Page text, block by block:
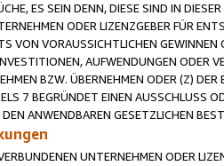
ES SEIN DENN, DIESE SIND IN
ODER LIZENZGEBER FÜR
VON VORAUSSICHTLICHEN
AUFWENDUNGEN ODER
BZW. ÜBERNEHMEN ODER (Z)
7 BEGRÜNDET EINEN AUSSCHLUSS
ANWENDBAREN GESETZLICHEN
UNTERNEHMEN ODER